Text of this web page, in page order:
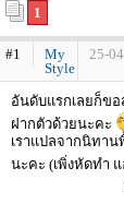
1
#1
My
Style
25-
อันดับแรกเลยก็ขอ
ฝากตัวด้วยนะคะ
เราแปลจากนิทา
นะคะ (เพิ่งหัดทำ